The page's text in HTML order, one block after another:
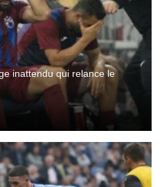
inattendu qui relance le